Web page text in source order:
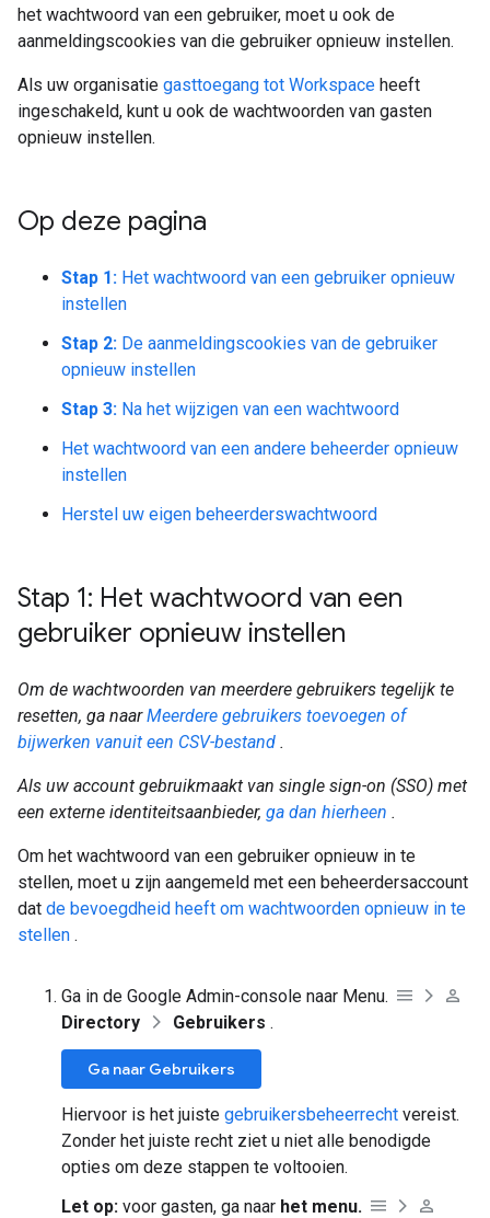
het wachtwoord van een gebruiker, moet u ook de
aanmeldingscookies van die gebruiker opnieuw instellen.
Als uw organisatie gasttoegang tot Workspace heeft
ingeschakeld, kunt u ook de wachtwoorden van gasten
opnieuw instellen.
Op deze pagina
Stap 1: Het wachtwoord van een gebruiker opnieuw
instellen
Stap 2: De aanmeldingscookies van de gebruiker
opnieuw instellen
Stap 3: Na het wijzigen van een wachtwoord
Het wachtwoord van een andere beheerder opnieuw
instellen
Herstel uw eigen beheerderswachtwoord
Stap 1: Het wachtwoord van een
gebruiker opnieuw instellen
Om de wachtwoorden van meerdere gebruikers tegelijk te
resetten, ga naarMeerdere gebruikers toevoegen of
bijwerken vanuit een CSV-bestand .
Als uw account gebruikmaakt van single sign-on (SSO) met
een externe identiteitsaanbieder, ga dan hierheen .
Om het wachtwoord van een gebruiker opnieuw in te
stellen, moet u zijn aangemeld met een beheerdersaccount
dat de bevoegdheid heeft om wachtwoorden opnieuw in te
stellen .
Ga in de Google Admin-console naar Menu.
Directory
Gebruikers .
Ga naar Gebruikers
Hiervoor is het juiste gebruikersbeheerrecht vereist.
Zonder het juiste recht ziet u niet alle benodigde
opties om deze stappen te voltooien.
Let op: voor gasten, ga naar het menu.